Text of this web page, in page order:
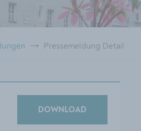
Pressemeldung Detail
DOWNLOAD